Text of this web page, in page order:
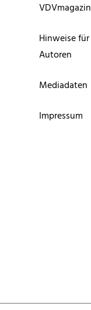
VDVmagazin
Hinweise für
Autoren
Mediadaten
Impressum